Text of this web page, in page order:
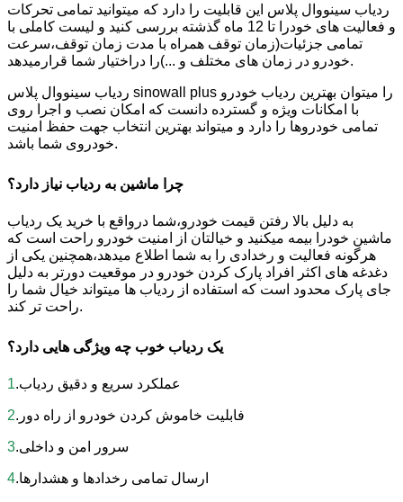
ردیاب سینووال پلاس این قابلیت را دارد که میتوانید تمامی تحرکات
و فعالیت های خودرا تا 12 ماه گذشته بررسی کنید و لیست کاملی با
تمامی جزئیات(زمان توقف همراه با مدت زمان توقف،سرعت
خودرو در زمان های مختلف و ...)را دراختیار شما قرارمیدهد.
ردیاب سینووال پلاس sinowall plus را میتوان بهترین ردیاب خودرو
با امکانات ویژه و گسترده دانست که امکان نصب و اجرا روی
تمامی خودروها را دارد و میتواند بهترین انتخاب جهت حفظ امنیت
خودروی شما باشد.
چرا ماشین به ردیاب نیاز دارد؟
به دلیل بالا رفتن قیمت خودرو،شما درواقع با خرید یک ردیاب
ماشین خودرا بیمه میکنید و خیالتان از امنیت خودرو راحت است که
هرگونه فعالیت و رخدادی را به شما اطلاع میدهد،همچنین یکی از
دغدغه های اکثر افراد پارک کردن خودرو در موقعیت دورتر به دلیل
جای پارک محدود است که استفاده از ردیاب ها میتواند خیال شما را
راحت تر کند.
یک ردیاب خوب چه ویژگی هایی دارد؟
1 .عملکرد سریع و دقیق ردیاب
2 .فابلیت خاموش کردن خودرو از راه دور
3 .سرور امن و داخلی
4